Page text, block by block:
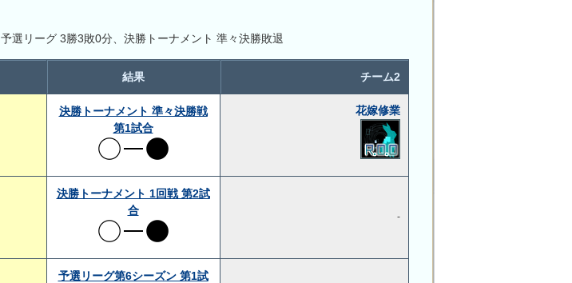
予選リーグ 3勝3敗0分、決勝トーナメント 準々決勝敗退
結果 チーム2
決勝トーナメント 準々決勝戦
第1試合
花嫁修業
決勝トーナメント 1回戦 第2試
合
-
予選リーグ第6シーズン 第1試